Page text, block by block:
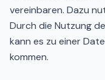
vereinbaren. Dazu
Durch die Nutzung
kann es zu einer
kommen.